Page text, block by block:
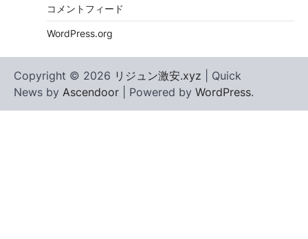
コメントフィード
WordPress.org
Copyright © 2026 リジュン激安.xyz | Quick
News by Ascendoor | Powered by WordPress.